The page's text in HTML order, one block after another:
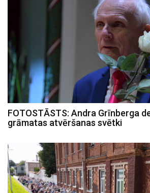
FOTOSTĀSTS: Andra Grīnberga
grāmatas atvēršanas svētki